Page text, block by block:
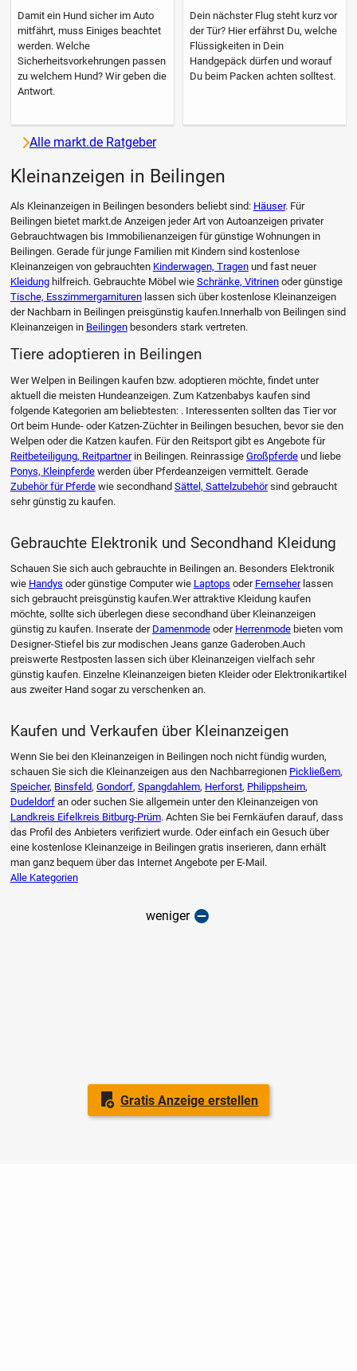
Gratis Anzeige erstellen
Damit ein Hund sicher im Auto
mitfährt, muss Einiges beachtet
werden. Welche
Sicherheitsvorkehrungen passen
zu welchem Hund? Wir geben die
Antwort.
Dein nächster Flug steht kurz vor
der Tür? Hier erfährst Du, welche
Flüssigkeiten in Dein
Handgepäck dürfen und worauf
Du beim Packen achten solltest.
Alle markt.de Ratgeber
Kleinanzeigen in Beilingen
Als Kleinanzeigen in Beilingen besonders beliebt sind: Häuser. Für
Beilingen bietet markt.de Anzeigen jeder Art von Autoanzeigen privater
Gebrauchtwagen bis Immobilienanzeigen für günstige Wohnungen in
Beilingen. Gerade für junge Familien mit Kindern sind kostenlose
Kleinanzeigen von gebrauchten Kinderwagen, Tragenund fast neuer
Kleidunghilfreich. Gebrauchte Möbel wie Schränke, Vitrinenoder günstige
Tische, Esszimmergarniturenlassen sich über kostenlose Kleinanzeigen
der Nachbarn in Beilingen preisgünstig kaufen.Innerhalb von Beilingen sind
Kleinanzeigen in Beilingenbesonders stark vertreten.
Tiere adoptieren in Beilingen
Wer Welpen in Beilingen kaufen bzw. adoptieren möchte, findet unter
aktuell die meisten Hundeanzeigen. Zum Katzenbabys kaufen sind
folgende Kategorien am beliebtesten: . Interessenten sollten das Tier vor
Ort beim Hunde- oder Katzen-Züchter in Beilingen besuchen, bevor sie den
Welpen oder die Katzen kaufen. Für den Reitsport gibt es Angebote für
Reitbeteiligung, Reitpartnerin Beilingen. Reinrassige Großpferdeund liebe
Ponys, Kleinpferdewerden über Pferdeanzeigen vermittelt. Gerade
Zubehör für Pferdewie secondhand Sättel, Sattelzubehörsind gebraucht
sehr günstig zu kaufen.
Gebrauchte Elektronik und Secondhand Kleidung
Schauen Sie sich auch gebrauchte in Beilingen an. Besonders Elektronik
wie Handys oder günstige Computer wie Laptops oder Fernseherlassen
sich gebraucht preisgünstig kaufen.Wer attraktive Kleidung kaufen
möchte, sollte sich überlegen diese secondhand über Kleinanzeigen
günstig zu kaufen. Inserate der Damenmodeoder Herrenmodebieten vom
Designer-Stiefel bis zur modischen Jeans ganze Gaderoben.Auch
preiswerte Restposten lassen sich über Kleinanzeigen vielfach sehr
günstig kaufen. Einzelne Kleinanzeigen bieten Kleider oder Elektronikartikel
aus zweiter Hand sogar zu verschenken an.
Kaufen und Verkaufen über Kleinanzeigen
Wenn Sie bei den Kleinanzeigen in Beilingen noch nicht fündig wurden,
schauen Sie sich die Kleinanzeigen aus den Nachbarregionen Pickließem,
Speicher, Binsfeld, Gondorf, Spangdahlem, Herforst, Philippsheim,
Dudeldorfan oder suchen Sie allgemein unter den Kleinanzeigen von
Landkreis Eifelkreis Bitburg-Prüm. Achten Sie bei Fernkäufen darauf, dass
das Profil des Anbieters verifiziert wurde. Oder einfach ein Gesuch über
eine kostenlose Kleinanzeige in Beilingen gratis inserieren, dann erhält
man ganz bequem über das Internet Angebote per E-Mail.
Alle Kategorien
weniger